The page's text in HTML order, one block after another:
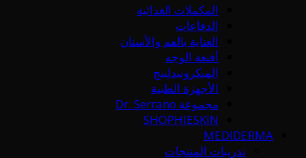
المكملات الغذائية
الدفاعات
العناية بالفم والأسنان
أقنعة الوجه
الميكرونيدلينج
الأجهزة الطبية
مجموعة Dr. Serrano
SHOPHIESKIN
MEDIDERMA
تدريبات المنتجات